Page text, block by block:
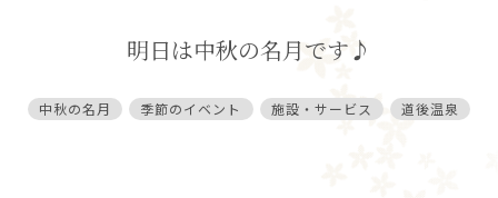
明日は中秋の名月です♪
中秋の名月 季節のイベント 施設・サービス 道後温泉